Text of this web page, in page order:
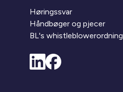
Høringssvar
Håndbøger og pjecer
BL's whistleblowerordning